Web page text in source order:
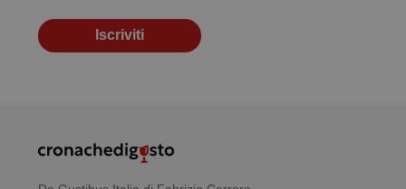
Iscriviti